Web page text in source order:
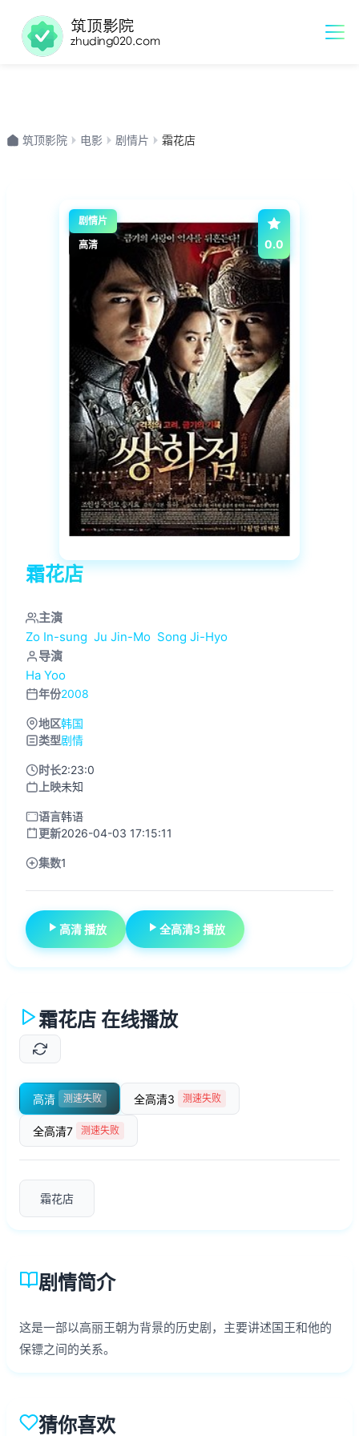
筑顶影院 电影 剧情片 霜花店
剧情片
高清
0.0
霜花店
主演
Zo In-sung Ju Jin-Mo Song Ji-Hyo
导演
Ha Yoo
年份2008
地区韩国
类型剧情
时长2:23:0
上映未知
语言韩语
更新2026-04-03 17:15:11
集数1
高清 播放 全高清3 播放
霜花店 在线播放
高清 测速失败 全高清3 测速失败
全高清7 测速失败
霜花店
剧情简介
这是一部以高丽王朝为背景的历史剧，主要讲述国王和他的
保镖之间的关系。
猜你喜欢